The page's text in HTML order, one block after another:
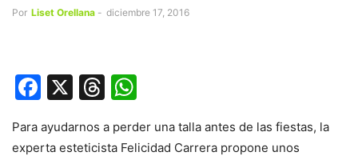
Por Liset Orellana - diciembre 17, 2016
Facebook
X Threads
Para ayudarnos a perder una talla antes de las fiestas, la
experta esteticista Felicidad Carrera propone unos